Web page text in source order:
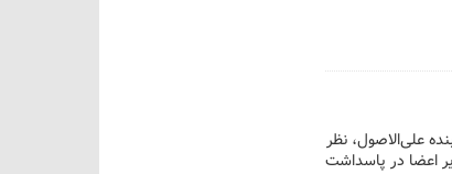
علی‌الاصول، نظر
اعضا در پاسداشت